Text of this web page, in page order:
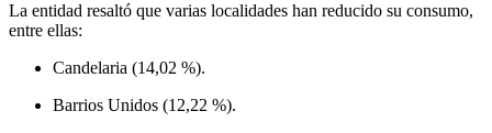
La entidad resaltó que varias localidades han reducido su consumo,
entre ellas:
Candelaria (14,02 %).
Barrios Unidos (12,22 %).